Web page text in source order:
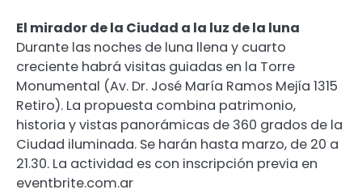
El mirador de la Ciudad a la luz de la luna
Durante las noches de luna llena y cuarto
creciente habrá visitas guiadas en la Torre
Monumental (Av. Dr. José María Ramos Mejía 1315
Retiro). La propuesta combina patrimonio,
historia y vistas panorámicas de 360 grados de la
Ciudad iluminada. Se harán hasta marzo, de 20 a
21.30. La actividad es con inscripción previa en
eventbrite.com.ar